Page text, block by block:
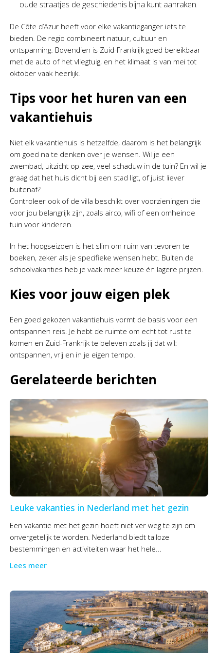
oude straatjes de geschiedenis bijna kunt aanraken.
De Côte d’Azur heeft voor elke vakantieganger iets te
bieden. De regio combineert natuur, cultuur en
ontspanning. Bovendien is Zuid-Frankrijk goed bereikbaar
met de auto of het vliegtuig, en het klimaat is van mei tot
oktober vaak heerlijk.
Tips voor het huren van een
vakantiehuis
Niet elk vakantiehuis is hetzelfde, daarom is het belangrijk
om goed na te denken over je wensen. Wil je een
zwembad, uitzicht op zee, veel schaduw in de tuin? En wil je
graag dat het huis dicht bij een stad ligt, of juist liever
buitenaf?
Controleer ook of de villa beschikt over voorzieningen die
voor jou belangrijk zijn, zoals airco, wifi of een omheinde
tuin voor kinderen.
In het hoogseizoen is het slim om ruim van tevoren te
boeken, zeker als je specifieke wensen hebt. Buiten de
schoolvakanties heb je vaak meer keuze én lagere prijzen.
Kies voor jouw eigen plek
Een goed gekozen vakantiehuis vormt de basis voor een
ontspannen reis. Je hebt de ruimte om echt tot rust te
komen en Zuid-Frankrijk te beleven zoals jij dat wil:
ontspannen, vrij en in je eigen tempo.
Gerelateerde berichten
Leuke vakanties in Nederland met het gezin
Een vakantie met het gezin hoeft niet ver weg te zijn om
onvergetelijk te worden. Nederland biedt talloze
bestemmingen en activiteiten waar het hele...
Lees meer